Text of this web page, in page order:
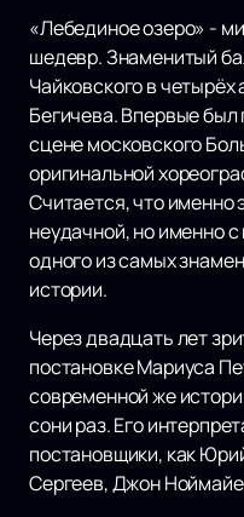
«Лебединое озеро» -
шедевр. Знаменитый
Чайковского в
Бегичева. Впервые был
сцене московского
оригинальной
Считается, что именно
неудачной, но именно
одного из самых
истории.
Через двадцать лет
постановке Мариуса
современной же
сони раз. Его
постановщики, как
Сергеев, Джон